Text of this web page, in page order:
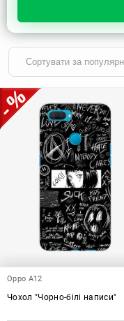
Motorola
Oppo A12
Чохол "Чорно-білі написи"